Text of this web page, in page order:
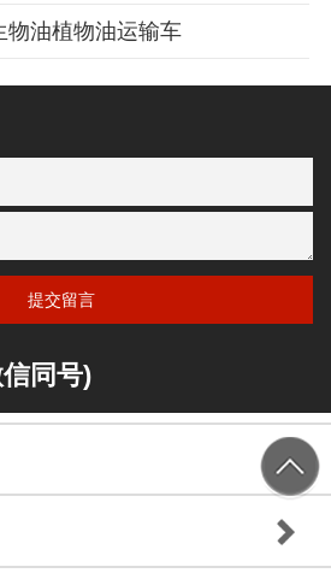
物油植物油运输车
提交留言
同号)